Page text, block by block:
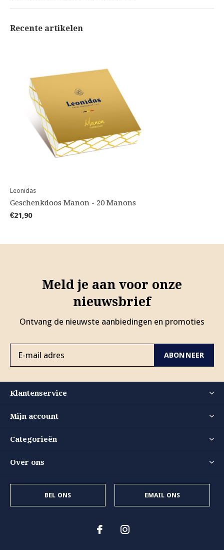
Recente artikelen
Leonidas
Geschenkdoos Manon - 20 Manons
€21,90
Meld je aan voor onze
nieuwsbrief
Ontvang de nieuwste aanbiedingen en promoties
ABONNEER
Klantenservice
Mijn account
Categorieën
Over ons
BEL ONS EMAIL ONS